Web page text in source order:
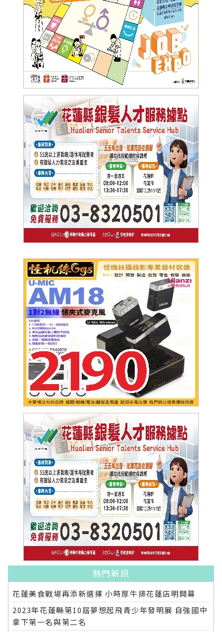
熱門新訊
花蓮美食戰場再添新選擇 小時厚牛排花蓮店明開幕
2023年花蓮縣第10屆夢想起飛青少年發明展 自強國中
拿下第一名與第二名